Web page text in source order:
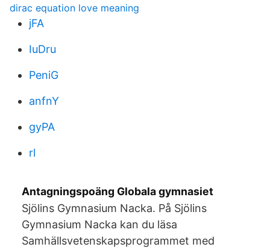
dirac equation love meaning
jFA
IuDru
PeniG
anfnY
gyPA
rl
Antagningspoäng Globala gymnasiet
Sjölins Gymnasium Nacka. På Sjölins
Gymnasium Nacka kan du läsa
Samhällsvetenskapsprogrammet med